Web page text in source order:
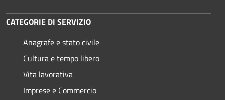
CATEGORIE DI SERVIZIO
Anagrafe e stato civile
Cultura e tempo libero
Vita lavorativa
Imprese e Commercio